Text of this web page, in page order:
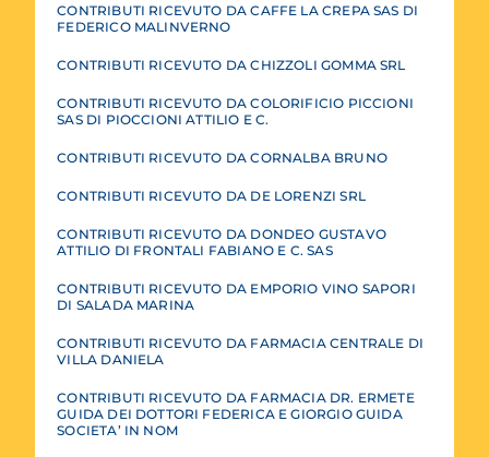
CONTRIBUTI RICEVUTO DA CAFFE LA CREPA SAS DI
FEDERICO MALINVERNO
CONTRIBUTI RICEVUTO DA CHIZZOLI GOMMA SRL
CONTRIBUTI RICEVUTO DA COLORIFICIO PICCIONI
SAS DI PIOCCIONI ATTILIO E C.
CONTRIBUTI RICEVUTO DA CORNALBA BRUNO
CONTRIBUTI RICEVUTO DA DE LORENZI SRL
CONTRIBUTI RICEVUTO DA DONDEO GUSTAVO
ATTILIO DI FRONTALI FABIANO E C. SAS
CONTRIBUTI RICEVUTO DA EMPORIO VINO SAPORI
DI SALADA MARINA
CONTRIBUTI RICEVUTO DA FARMACIA CENTRALE DI
VILLA DANIELA
CONTRIBUTI RICEVUTO DA FARMACIA DR. ERMETE
GUIDA DEI DOTTORI FEDERICA E GIORGIO GUIDA
SOCIETA’ IN NOM